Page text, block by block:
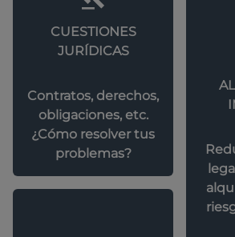
CUESTIONES
JURÍDICAS
Contratos, derechos,
obligaciones, etc.
¿Cómo resolver tus
problemas?